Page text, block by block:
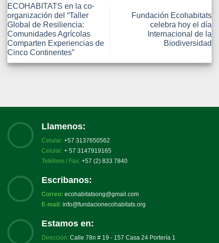
ECOHABITATS en la co-
organización del “Taller
Global de Resiliencia:
Comunidades Agrícolas
Comparten Experiencias de
Cinco Continentes”
Fundación Ecohabitats
celebra hoy el día
Internacional de la
Biodiversidad
Llamenos:
Celular: +57 3137650562
Celular: + 57 3147919165
Teléfono / Fax: +57 (2) 833 7840
Escribanos:
Correo: ecohabitatsong@gmail.com
E-mail: info@fundacionecohabitats.org
Estamos en:
Dirección: Calle 78n # 19 - 157 Casa 24 Portería 1